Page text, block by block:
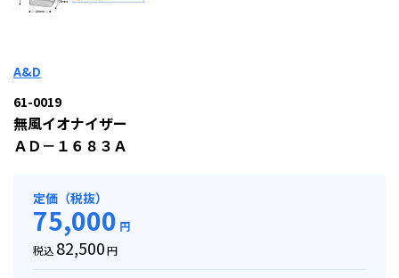
A&D
61-0019
無風イオナイザー
ＡＤ－１６８３Ａ
定価（税抜）
75,000 円
税込 82,500円